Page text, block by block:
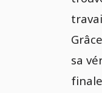
sa